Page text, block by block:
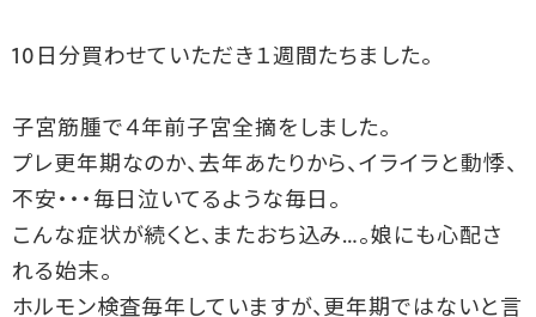
10日分買わせていただき１週間たちました。
子宮筋腫で４年前子宮全摘をしました。
プレ更年期なのか、去年あたりから、イライラと動悸、
不安・・・毎日泣いてるような毎日。
こんな症状が続くと、またおち込み…。娘にも心配さ
れる始末。
ホルモン検査毎年していますが、更年期ではないと言